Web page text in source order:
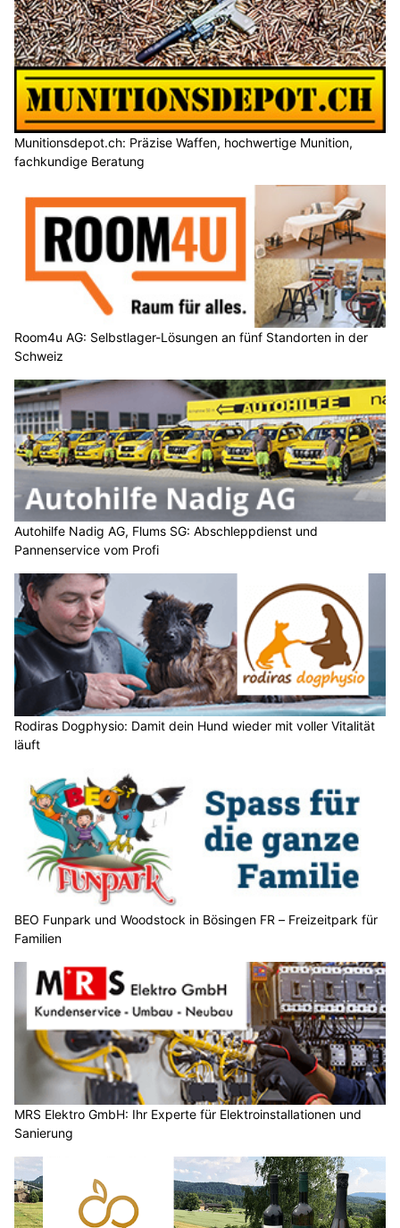
Munitionsdepot.ch: Präzise Waffen, hochwertige Munition,
fachkundige Beratung
Room4u AG: Selbstlager-Lösungen an fünf Standorten in der
Schweiz
Autohilfe Nadig AG, Flums SG: Abschleppdienst und
Pannenservice vom Profi
Rodiras Dogphysio: Damit dein Hund wieder mit voller Vitalität
läuft
BEO Funpark und Woodstock in Bösingen FR – Freizeitpark für
Familien
MRS Elektro GmbH: Ihr Experte für Elektroinstallationen und
Sanierung